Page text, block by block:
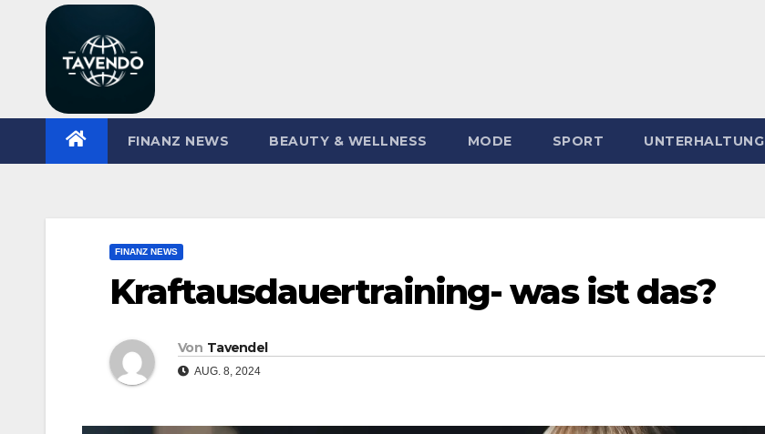
FINANZ NEWS BEAUTY & WELLNESS MODE SPORT UNTERHALTUNG
FINANZ NEWS
Kraftausdauertraining- was ist das?
Von Tavendel
AUG. 8, 2024